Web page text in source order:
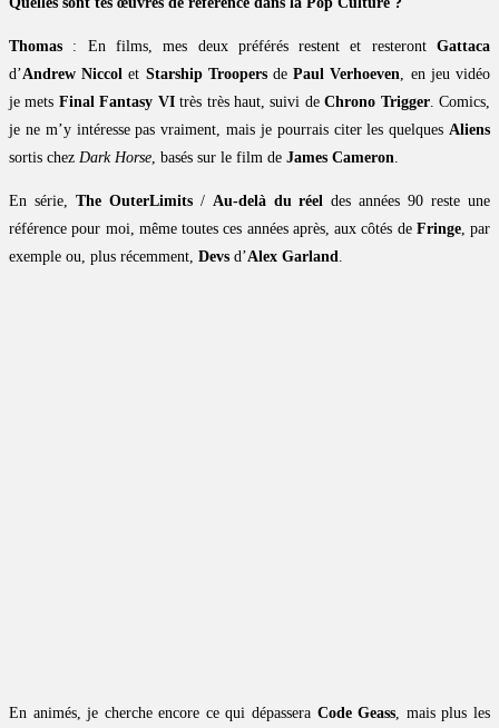
Thomas : En films, mes deux préférés restent et resteront Gattaca
d’Andrew Niccol et Starship TroopersdePaul Verhoeven, en jeu vidéo
je mets Final Fantasy VItrès très haut, suivi deChrono Trigger. Comics,
je ne m’y intéresse pas vraiment, mais je pourrais citer les quelques Aliens
sortis chez Dark Horse, basés sur le film de James Cameron.
En série, The OuterLimits/ Au-delà du réel des années 90 reste une
référence pour moi, même toutes ces années après, aux côtés de Fringe, par
exemple ou, plus récemment, Devs d’Alex Garland.
En animés, je cherche encore ce qui dépassera Code Geass, mais plus les